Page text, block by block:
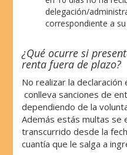
delegación/
correspondiente a
¿Qué ocurre si
renta fuera de plazo?
No realizar la
conlleva sanciones de
dependiendo de la
Además estás multas se
transcurrido desde la
cuantía que le salga a